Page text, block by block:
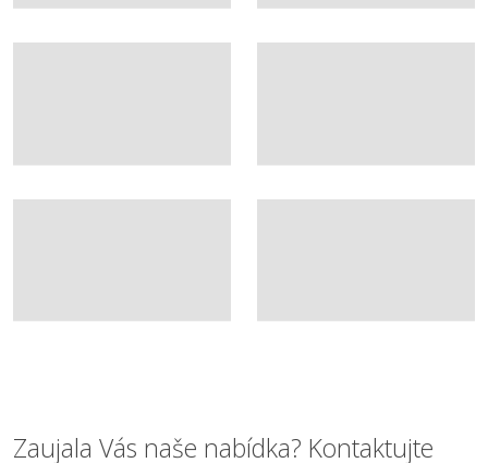
Zaujala Vás naše nabídka? Kontaktujte